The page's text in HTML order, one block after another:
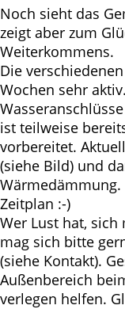
Noch sieht das
zeigt aber zum
Weiterkommens.
Die
Wochen sehr
ist teilweise
vorbereitet.
(siehe Bild) und
Zeitplan :-)
Wer Lust hat,
mag sich bitte
(siehe Kontakt).
Außenbereich
verlegen helfen.